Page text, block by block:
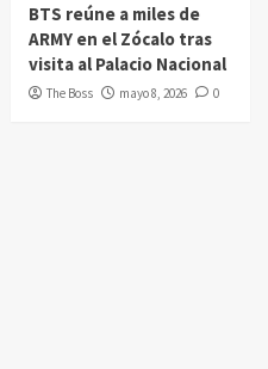
BTS reúne a miles de
ARMY en el Zócalo tras
visita al Palacio Nacional
The Boss mayo 8, 2026 0